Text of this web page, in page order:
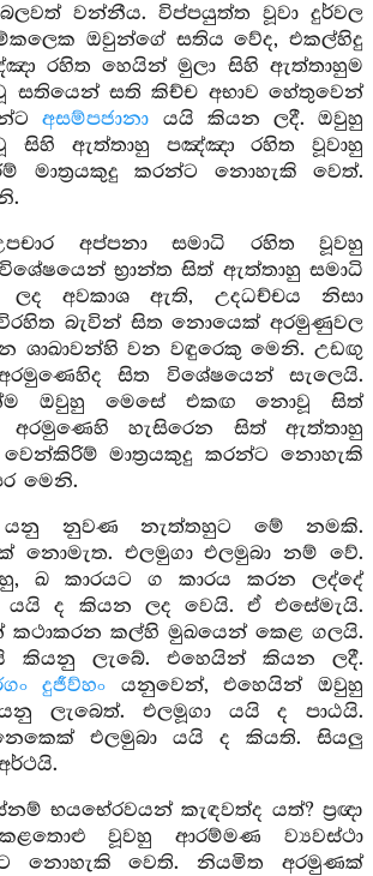
වන්නීය. විප්පයුත්ත වූවා දුර්වල
ඔවුන්ගේ සතිය වේද, එකල්හිදු
රහිත හෙයින් මුලා සිහි ඇත්තාහුම
සතියෙන් සති කිච්ච අභාව හේතුවෙන්
අසම්පජානා යයි කියන ලදී. ඔවුහු
සිහි ඇත්තාහු පඤ්ඤා රහිත වූවාහු
මාත්‍රයකුදු කරන්ට නොහැකි වෙත්.
අප්පනා සමාධි රහිත වූවහු
විශේෂයෙන් භ්‍රාන්ත සිත් ඇත්තාහු සමාධි
අවකාශ ඇති, උදධච්චය නිසා
බැවින් සිත නොයෙක් අරමුණුවල
ශාඛාවන්හි වන වඳුරෙකු මෙනි. උඩඟු
සිත විශේෂයෙන් සැලෙයි.
ඔවුහු මෙසේ එකඟ නොවූ සිත්
අරමුණෙහි හැසිරෙන සිත් ඇත්තාහු
මාත්‍රයකුදු කරන්ට නොහැකි
මෙනි.
නුවණ නැත්තහුට මේ නමකි.
නොමැත. එලමුගා එලමුබා නම් වේ.
ඛ කාරයට ග කාරය කරන ලද්දේ
යයි ද කියන ලද වෙයි. ඒ එසේමැයි.
කල්හි මුඛයෙන් කෙළ ගලයි.
කියනු ලැබේ. එහෙයින් කියන ලදී.
දුජීව්හං යනුවෙන්, එහෙයින් ඔවුහු
ලැබෙත්. එලමූගා යයි ද පාඨයි.
එලමුබා යයි ද කියති. සියලු
භයභේරවයන් කැඳවත්ද යත්? ප්‍රඥා
වූවහු ආරම්මණ ව්‍යවස්ථා
නොහැකි වෙති. නියමිත අරමුණක්